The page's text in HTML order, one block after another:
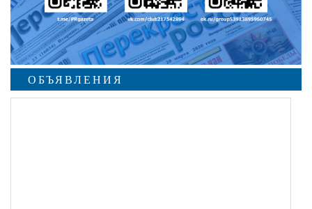
ОБЪЯВЛЕНИЯ